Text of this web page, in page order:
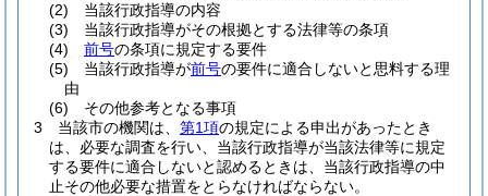
(2)
当該行政指導の内容
(3)
当該行政指導がその根拠とする法律等の条項
(4)
前号の条項に規定する要件
(5)
当該行政指導が前号の要件に適合しないと思料する理
由
(6)
その他参考となる事項
3
当該市の機関は、 第1項の規定による申出があったとき
は、必要な調査を行い、当該行政指導が当該法律等に規定
する要件に適合しないと認めるときは、当該行政指導の中
止その他必要な措置をとらなければならない。